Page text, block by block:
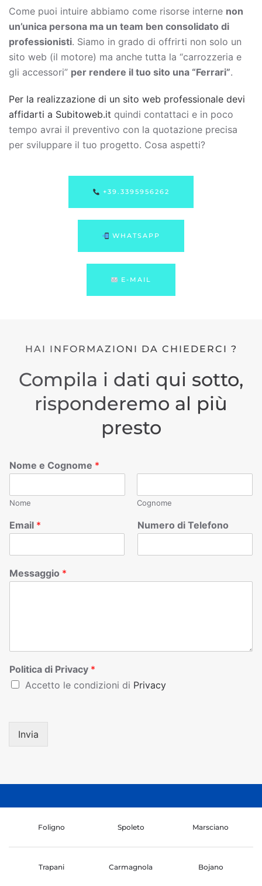
Come puoi intuire abbiamo come risorse interne non
un’unica persona ma un team ben consolidato di
professionisti. Siamo in grado di offrirti non solo un
sito web (il motore) ma anche tutta la “carrozzeria e
gli accessori” per rendere il tuo sito una “Ferrari”.
Per la realizzazione di un sito web professionale devi
affidarti a Subitoweb.it quindi contattaci e in poco
tempo avrai il preventivo con la quotazione precisa
per sviluppare il tuo progetto. Cosa aspetti?
+39.3395956262
WHATSAPP
E-MAIL
HAI INFORMAZIONI DA CHIEDERCI ?
Compila i dati qui sotto,
risponderemo al più
presto
Nome e Cognome *
Nome Cognome
Email * Numero di Telefono
Messaggio *
Politica di Privacy *
Accetto le condizioni di Privacy
Invia
Foligno Spoleto Marsciano
Trapani Carmagnola Bojano